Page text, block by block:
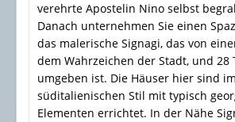
verehrte Apostelin Nino selbst
Danach unternehmen Sie einen
das malerische Signagi, das von
dem Wahrzeichen der Stadt, und 28
umgeben ist. Die Häuser hier sind
süditalienischen Stil mit typisch
Elementen errichtet. In der Nähe